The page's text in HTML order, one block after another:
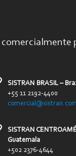
SISTRAN BRASIL –
+55 11 2192-4400
SISTRAN
Guatemala
+502 2376-4644